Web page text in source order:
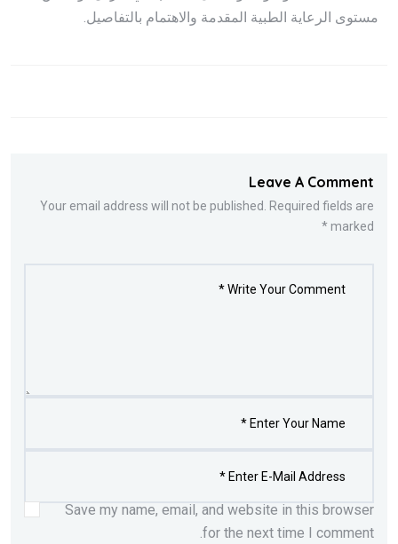
مستوى الرعاية الطبية المقدمة والاهتمام بالتفاصيل.
Leave A Comment
Your email address will not be published. Required fields are
marked *
Save my name, email, and website in this browser
for the next time I comment.